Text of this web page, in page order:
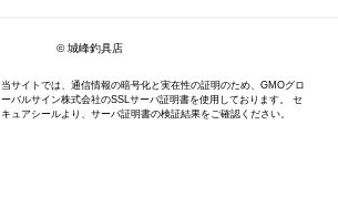
© 城峰釣具店
当サイトでは、通信情報の暗号化と実在性の証明のため、GMOグロ
ーバルサイン株式会社のSSLサーバ証明書を使用しております。 セ
キュアシールより、サーバ証明書の検証結果をご確認ください。